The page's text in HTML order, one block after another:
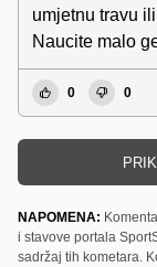
umjetnu travu
Naucite malo
0 0
NAPOMENA:
i stavove portala
sadržaj tih kometara.